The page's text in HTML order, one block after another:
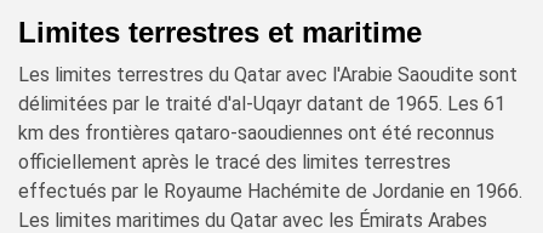
Limites terrestres et maritime
Les limites terrestres du Qatar avec l'Arabie Saoudite sont
délimitées par le traité d'al-Uqayr datant de 1965. Les 61
km des frontières qataro-saoudiennes ont été reconnus
officiellement après le tracé des limites terrestres
effectués par le Royaume Hachémite de Jordanie en 1966.
Les limites maritimes du Qatar avec les Émirats Arabes